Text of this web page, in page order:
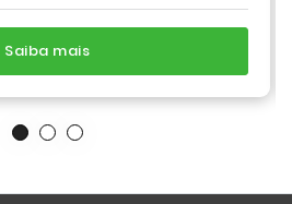
Saiba mais